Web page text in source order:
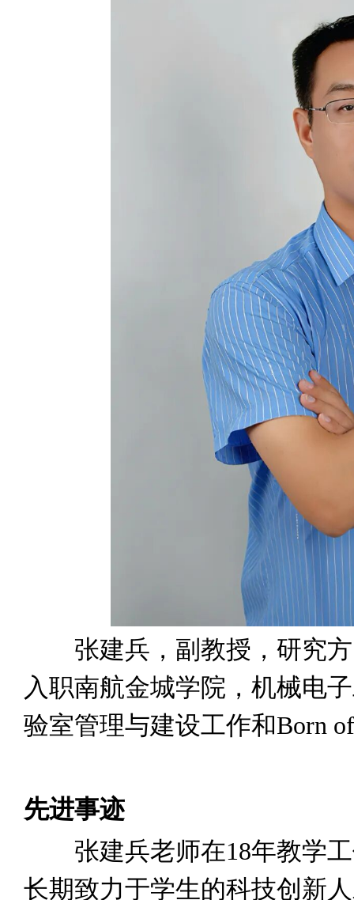
张建兵，副教授，研究方
入职南航金城学院，机械电
验室管理与建设工作和Born
先进事迹
张建兵老师在18年教学工
长期致力于学生的科技创新